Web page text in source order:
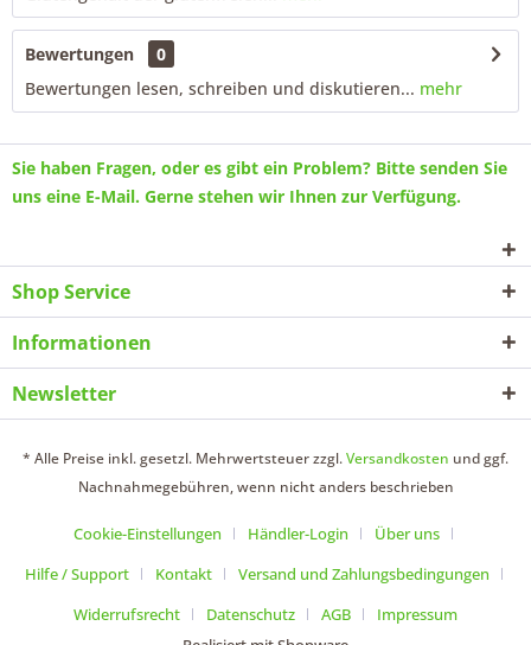
Bewertungen
0
Bewertungen lesen, schreiben und diskutieren... mehr
Sie haben Fragen, oder es gibt ein Problem? Bitte senden Sie
uns eine E-Mail. Gerne stehen wir Ihnen zur Verfügung.
Shop Service
Informationen
Newsletter
* Alle Preise inkl. gesetzl. Mehrwertsteuer zzgl.Versandkosten und ggf.
Nachnahmegebühren, wenn nicht anders beschrieben
Cookie-Einstellungen Händler-Login
Über uns
Hilfe / Support
Kontakt
Versand und Zahlungsbedingungen
Widerrufsrecht
Datenschutz AGB
Impressum